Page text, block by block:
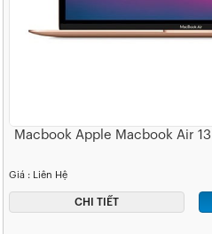
Macbook Apple Macbook Air
Giá : Liên Hệ
CHI TIẾT